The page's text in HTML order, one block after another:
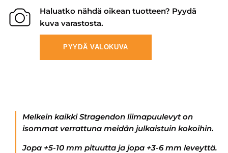
Haluatko nähdä oikean tuotteen? Pyydä
kuva varastosta.
PYYDÄ VALOKUVA
Melkein kaikki Stragendon liimapuulevyt on
isommat verrattuna meidän julkaistuin kokoihin.
Jopa +5-10 mm pituutta ja jopa +3-6 mm leveyttä.